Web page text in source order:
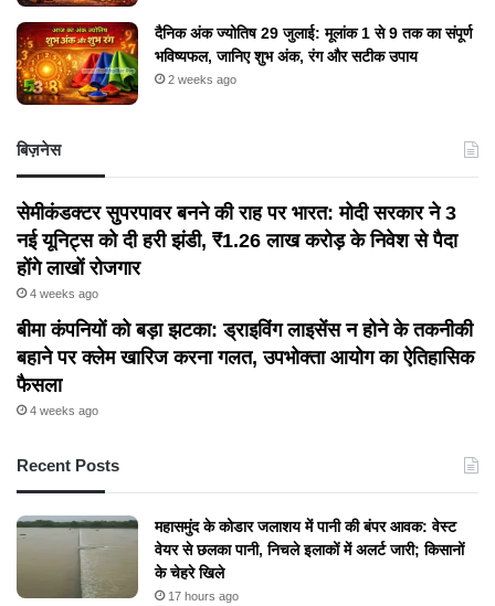
दैनिक अंक ज्योतिष 29 जुलाई: मूलांक 1 से 9 तक का संपूर्ण
भविष्यफल, जानिए शुभ अंक, रंग और सटीक उपाय
2 weeks ago
बिज़नेस
सेमीकंडक्टर सुपरपावर बनने की राह पर भारत: मोदी सरकार ने 3
नई यूनिट्स को दी हरी झंडी, ₹1.26 लाख करोड़ के निवेश से पैदा
होंगे लाखों रोजगार
4 weeks ago
बीमा कंपनियों को बड़ा झटका: ड्राइविंग लाइसेंस न होने के तकनीकी
बहाने पर क्लेम खारिज करना गलत, उपभोक्ता आयोग का ऐतिहासिक
फैसला
4 weeks ago
Recent Posts
महासमुंद के कोडार जलाशय में पानी की बंपर आवक: वेस्ट
वेयर से छलका पानी, निचले इलाकों में अलर्ट जारी; किसानों
के चेहरे खिले
17 hours ago